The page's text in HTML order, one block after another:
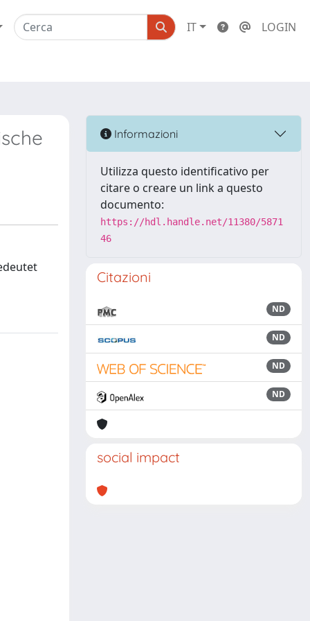
IT LOGIN
Informazioni
Utilizza questo identificativo per
citare o creare un link a questo
documento:
https://hdl.handle.net/11380/5871
46
Citazioni
ND
ND
ND
ND
social impact